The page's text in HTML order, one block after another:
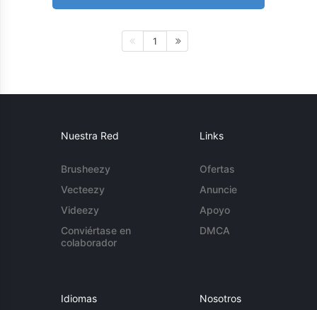
1
Nuestra Red
Brusheezy
Vecteezy
Videezy
Conviértase en
colaborador
Links
Ofertas
Anuncie
Apoyo
DMCA
Idiomas Nosotros